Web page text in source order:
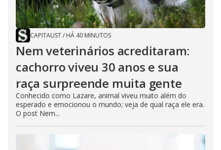
CAPITALIST/ HÁ 40 MINUTOS
Nem veterinários acreditaram:
cachorro viveu 30 anos e sua
raça surpreende muita gente
Conhecido como Lazare, animal viveu muito além do
esperado e emocionou o mundo; veja de qual raça ele era.
O post Nem...